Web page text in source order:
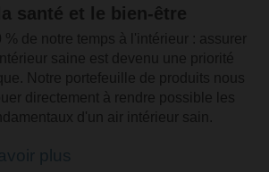
santé et le bien-être
% de notre temps à l'intérieur : assurer
saine est devenu une priorité
Notre portefeuille de produits nous
directement à rendre possible les
d'un air intérieur sain.